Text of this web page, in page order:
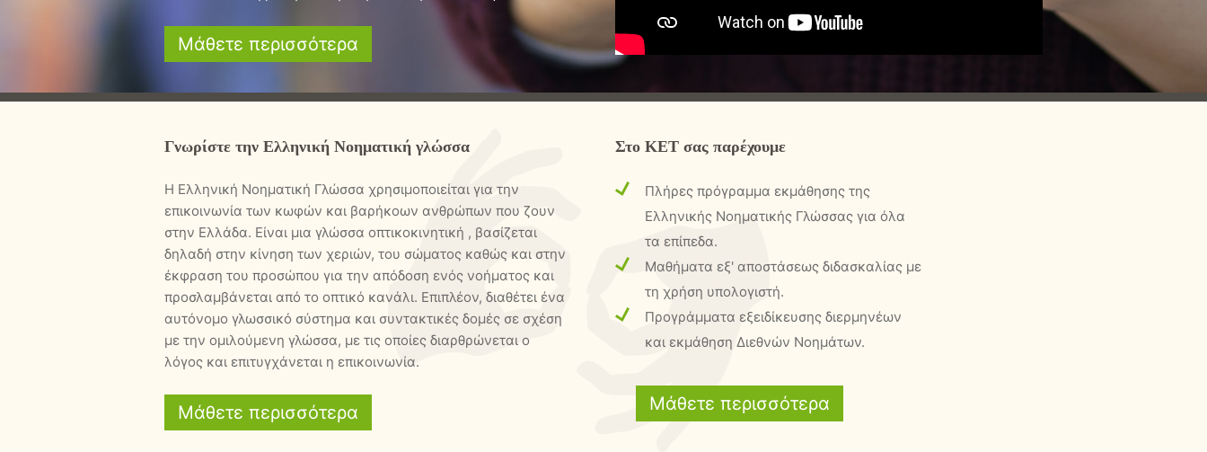
Μάθετε περισσότερα
Γνωρίστε την Ελληνική Νοηματική γλώσσα
Η Ελληνική Νοηματική Γλώσσα χρησιμοποιείται για την
επικοινωνία των κωφών και βαρήκοων ανθρώπων που ζουν
στην Ελλάδα. Είναι μια γλώσσα οπτικοκινητική , βασίζεται
δηλαδή στην κίνηση των χεριών, του σώματος καθώς και στην
έκφραση του προσώπου για την απόδοση ενός νοήματος και
προσλαμβάνεται από το οπτικό κανάλι. Επιπλέον, διαθέτει ένα
αυτόνομο γλωσσικό σύστημα και συντακτικές δομές σε σχέση
με την ομιλούμενη γλώσσα, με τις οποίες διαρθρώνεται ο
λόγος και επιτυγχάνεται η επικοινωνία.
Μάθετε περισσότερα
Στο ΚΕΤ σας παρέχουμε
Πλήρες πρόγραμμα εκμάθησης της
Ελληνικής Νοηματικής Γλώσσας για όλα
τα επίπεδα.
Μαθήματα εξ' αποστάσεως διδασκαλίας με
τη χρήση υπολογιστή.
Προγράμματα εξειδίκευσης διερμηνέων
και εκμάθηση Διεθνών Νοημάτων.
Μάθετε περισσότερα